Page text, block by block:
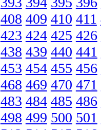
408 409 410 411
423 424 425 426
438 439 440 441
453 454 455 456
468 469 470 471
483 484 485 486
498 499 500 501